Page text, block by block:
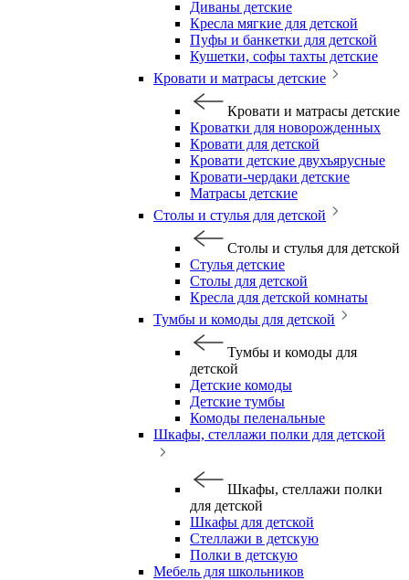
Диваны детские
Кресла мягкие для детской
Пуфы и банкетки для детской
Кушетки, софы тахты детские
Кровати и матрасы детские
Кровати и матрасы детские
Кроватки для новорожденных
Кровати для детской
Кровати детские двухъярусные
Кровати-чердаки детские
Матрасы детские
Столы и стулья для детской
Столы и стулья для детской
Стулья детские
Столы для детской
Кресла для детской комнаты
Тумбы и комоды для детской
Тумбы и комоды для
детской
Детские комоды
Детские тумбы
Комоды пеленальные
Шкафы, стеллажи полки для детской
Шкафы, стеллажи полки
для детской
Шкафы для детской
Стеллажи в детскую
Полки в детскую
Мебель для школьников